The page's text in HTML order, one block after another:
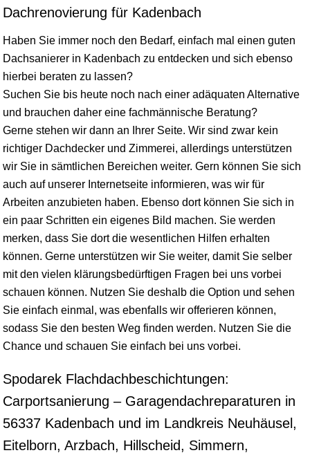
Dachrenovierung für Kadenbach
Haben Sie immer noch den Bedarf, einfach mal einen guten
Dachsanierer in Kadenbach zu entdecken und sich ebenso
hierbei beraten zu lassen?
Suchen Sie bis heute noch nach einer adäquaten Alternative
und brauchen daher eine fachmännische Beratung?
Gerne stehen wir dann an Ihrer Seite. Wir sind zwar kein
richtiger Dachdecker und Zimmerei, allerdings unterstützen
wir Sie in sämtlichen Bereichen weiter. Gern können Sie sich
auch auf unserer Internetseite informieren, was wir für
Arbeiten anzubieten haben. Ebenso dort können Sie sich in
ein paar Schritten ein eigenes Bild machen. Sie werden
merken, dass Sie dort die wesentlichen Hilfen erhalten
können. Gerne unterstützen wir Sie weiter, damit Sie selber
mit den vielen klärungsbedürftigen Fragen bei uns vorbei
schauen können. Nutzen Sie deshalb die Option und sehen
Sie einfach einmal, was ebenfalls wir offerieren können,
sodass Sie den besten Weg finden werden. Nutzen Sie die
Chance und schauen Sie einfach bei uns vorbei.
Spodarek Flachdachbeschichtungen:
Carportsanierung – Garagendachreparaturen in
56337 Kadenbach und im Landkreis Neuhäusel,
Eitelborn, Arzbach, Hillscheid, Simmern,